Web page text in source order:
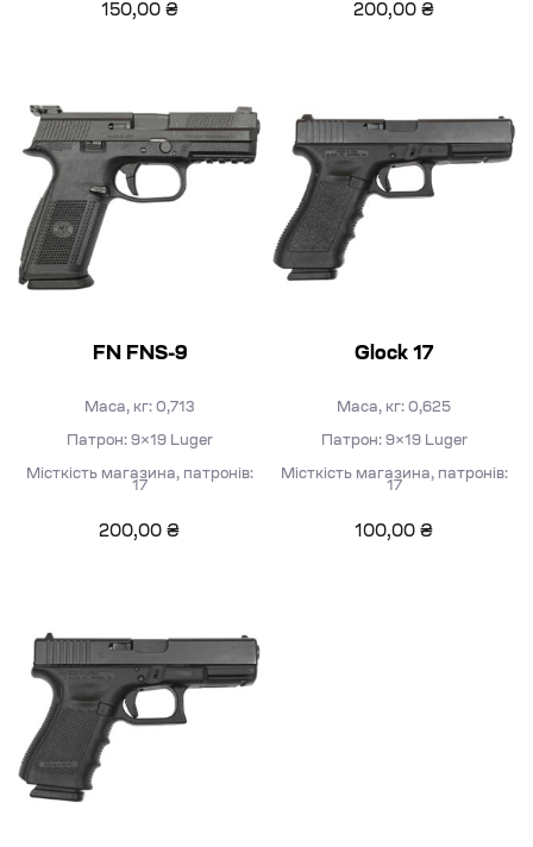
150,00 ₴ 200,00 ₴
FN FNS-9
Маса, кг: 0,713
Патрон: 9×19 Luger
Місткість магазина, патронів:
17
200,00 ₴
Glock 17
Маса, кг: 0,625
Патрон: 9×19 Luger
Місткість магазина, патронів:
17
100,00 ₴